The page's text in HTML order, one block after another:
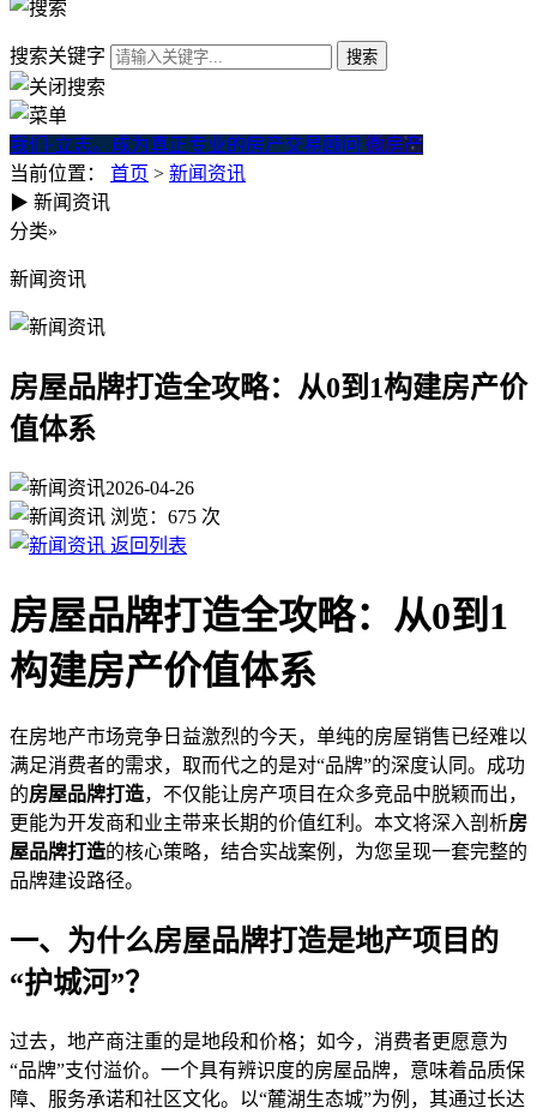
搜索关键字
我们·立志。成为真正专业的房产交易顾问 微房产
当前位置： 首页 > 新闻资讯
房屋品牌打造全攻略：从0到1
▶ 新闻资讯
分类»
新闻资讯
房屋品牌打造全攻略：从0到1构建房产价
值体系
2026-04-26
浏览： 675 次
返回列表
房屋品牌打造全攻略：从0到1
构建房产价值体系
在房地产市场竞争日益激烈的今天，单纯的房屋销售已经难以
满足消费者的需求，取而代之的是对“品牌”的深度认同。成功
的房屋品牌打造，不仅能让房产项目在众多竞品中脱颖而出，
更能为开发商和业主带来长期的价值红利。本文将深入剖析房
屋品牌打造的核心策略，结合实战案例，为您呈现一套完整的
品牌建设路径。
一、为什么房屋品牌打造是地产项目的
“护城河”？
过去，地产商注重的是地段和价格；如今，消费者更愿意为
“品牌”支付溢价。一个具有辨识度的房屋品牌，意味着品质保
障、服务承诺和社区文化。以“麓湖生态城”为例，其通过长达